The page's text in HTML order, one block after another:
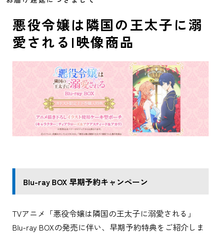
悪役令嬢は隣国の王太子に溺
愛される|映像商品
Blu-ray BOX 早期予約キャンペーン
TVアニメ「悪役令嬢は隣国の王太子に溺愛される」
Blu-ray BOXの発売に伴い、早期予約特典をご紹介しま